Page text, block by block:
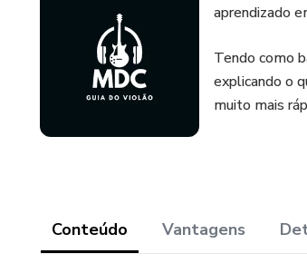
aprendizado
Tendo como
explicando o
muito mais
Conteúdo Vantagens